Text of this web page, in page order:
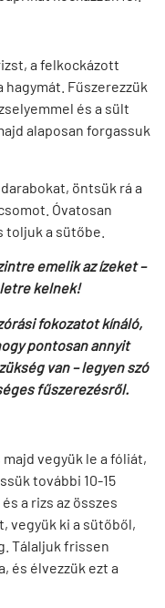
a felkockázott
Fűszerezzük
és a sült
alaposan forgassuk
öntsük rá a
Óvatosan
toljuk a sütőbe.
emelik az ízeket –
kelnek!
fokozatot kínáló,
pontosan annyit
van – legyen szó
fűszerezésről.
vegyük le a fóliát,
további 10-15
a rizs az összes
vegyük ki a sütőből,
Tálaljuk frissen
és élvezzük ezt a